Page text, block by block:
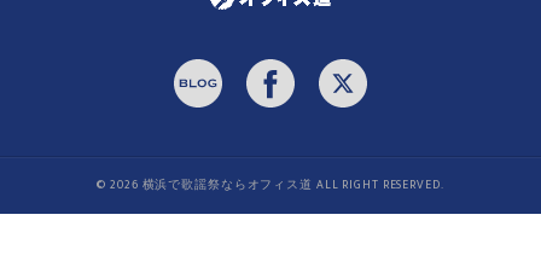
© 2026 横浜で歌謡祭ならオフィス道 ALL RIGHT RESERVED.